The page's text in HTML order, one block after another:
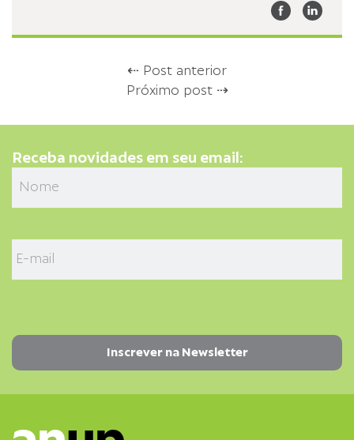
⇠ Post anterior
Próximo post ⇢
Receba novidades em seu email: